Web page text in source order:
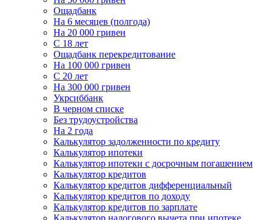
Ощадбанк
На 6 месяцев (полгода)
На 20 000 гривен
С 18 лет
Ощадбанк перекредитование
На 100 000 гривен
С 20 лет
На 300 000 гривен
Укрсиббанк
В черном списке
Без трудоустройства
На 2 года
Калькулятор задолженности по кредиту
Калькулятор ипотеки
Калькулятор ипотеки с досрочным погашением
Калькулятор кредитов
Калькулятор кредитов дифференциальный
Калькулятор кредитов по доходу
Калькулятор кредитов по зарплате
Калькулятор налогового вычета при ипотеке